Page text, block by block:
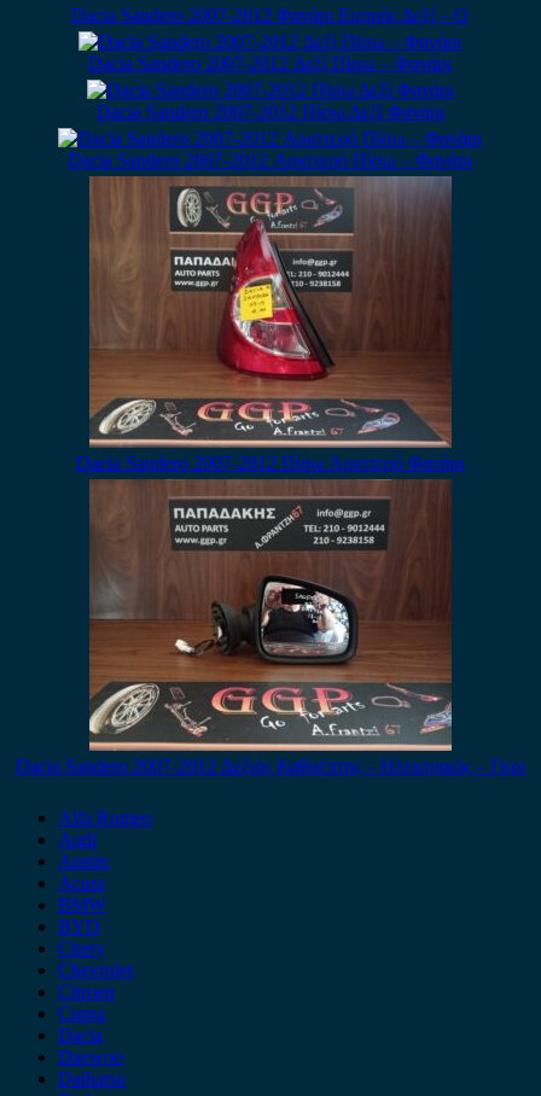
Dacia Sandero 2007-2012 Φανάρι Εμπρός Δεξί – Ο
Dacia Sandero 2007-2012 Δεξί Πίσω – Φανάρι
Dacia Sandero 2007-2012 Πίσω Δεξί Φανάρι
Dacia Sandero 2007-2012 Αριστερό Πίσω – Φανάρι
Dacia Sandero 2007-2012 Πίσω Αριστερό Φανάρι
Dacia Sandero 2007-2012 Δεξιός Καθρέπτης – Ηλεκτρικός – Γκρι
Alfa Romeo
Audi
Austin
Acura
BMW
BYD
Chery
Chevrolet
Citroen
Cupra
Dacia
Daewoo
Daihatsu